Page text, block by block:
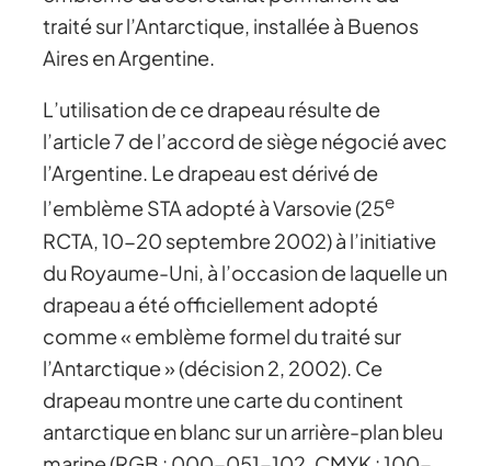
traité sur l’Antarctique, installée à Buenos
Aires en Argentine.
L’utilisation de ce drapeau résulte de
l’article 7 de l’accord de siège négocié avec
l’Argentine. Le drapeau est dérivé de
l’emblème STA adopté à Varsovie (25e
RCTA, 10-20 septembre 2002) à l’initiative
du Royaume-Uni, à l’occasion de laquelle un
drapeau a été officiellement adopté
comme « emblème formel du traité sur
l’Antarctique » (décision 2, 2002). Ce
drapeau montre une carte du continent
antarctique en blanc sur un arrière-plan bleu